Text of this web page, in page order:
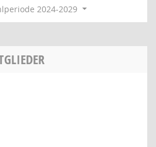
2024-2029